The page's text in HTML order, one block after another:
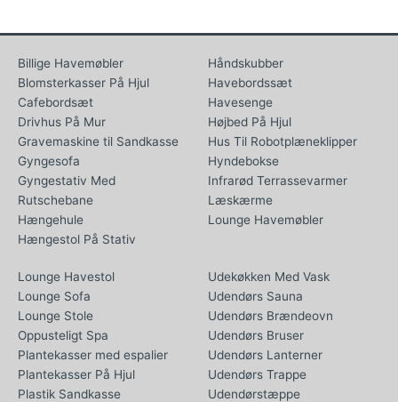
Billige Havemøbler
Blomsterkasser På Hjul
Cafebordsæt
Drivhus På Mur
Gravemaskine til Sandkasse
Gyngesofa
Gyngestativ Med
Rutschebane
Hængehule
Hængestol På Stativ
Håndskubber
Havebordssæt
Havesenge
Højbed På Hjul
Hus Til Robotplæneklipper
Hyndebokse
Infrarød Terrassevarmer
Læskærme
Lounge Havemøbler
Lounge Havestol
Lounge Sofa
Lounge Stole
Oppusteligt Spa
Plantekasser med espalier
Plantekasser På Hjul
Plastik Sandkasse
Udekøkken Med Vask
Udendørs Sauna
Udendørs Brændeovn
Udendørs Bruser
Udendørs Lanterner
Udendørs Trappe
Udendørstæppe